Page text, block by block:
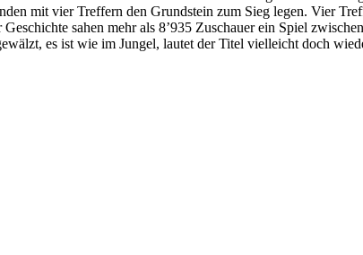
mit vier Treffern den Grundstein zum Sieg legen. Vier
sahen mehr als 8’935 Zuschauer ein Spiel
es ist wie im Jungel, lautet der Titel vielleicht doch